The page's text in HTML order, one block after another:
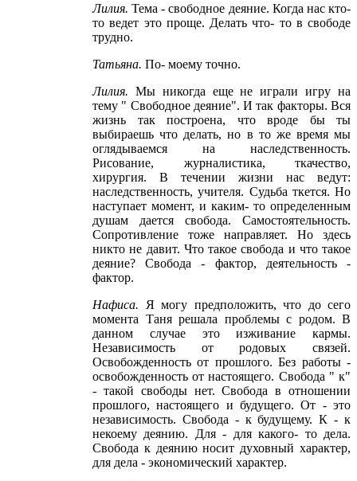
Лилия.Тема - свободное деяние. Когда нас кто-
то ведет это проще. Делать что- то в свободе
трудно.
Татьяна. По- моему точно.
Лилия. Мы никогда еще не играли игру на
тему " Свободное деяние". И так факторы. Вся
жизнь так построена, что вроде бы ты
выбираешь что делать, но в то же время мы
оглядываемся на наследственность.
Рисование, журналистика, ткачество,
хирургия. В течении жизни нас ведут:
наследственность, учителя. Судьба ткется. Но
наступает момент, и каким- то определенным
душам дается свобода. Самостоятельность.
Сопротивление тоже направляет. Но здесь
никто не давит. Что такое свобода и что такое
деяние? Свобода - фактор, деятельность -
фактор.
Нафиса. Я могу предположить, что до сего
момента Таня решала проблемы с родом. В
данном случае это изживание кармы.
Независимость от родовых связей.
Освобожденность от прошлого. Без работы -
освобожденность от настоящего. Свобода " к"
- такой свободы нет. Свобода в отношении
прошлого, настоящего и будущего. От - это
независимость. Свобода - к будущему. К - к
некоему деянию. Для - для какого- то дела.
Свобода к деянию носит духовный характер,
для дела - экономический характер.